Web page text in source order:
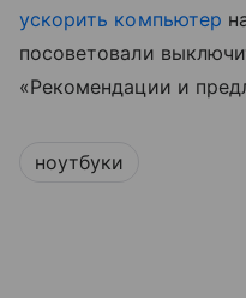
ускорить компьютер
посоветовали
«Рекомендации и
ноутбуки